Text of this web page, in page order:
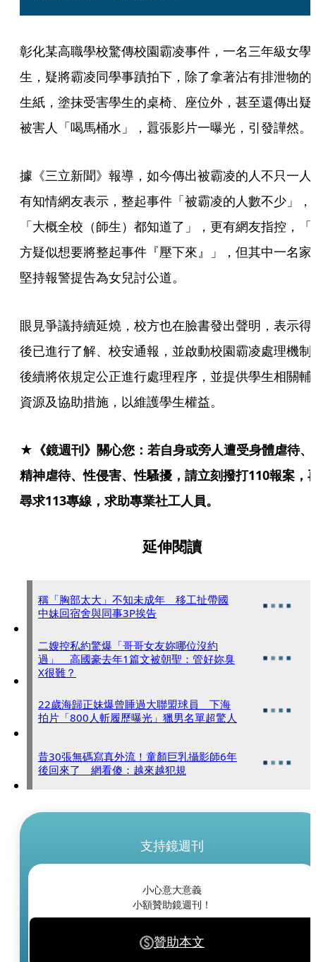
彰化某高職學校驚傳校園霸凌事件，一名三年級女學
生，疑將霸凌同學事蹟拍下，除了拿著沾有排泄物的
生紙，塗抹受害學生的桌椅、座位外，甚至還傳出疑
被害人「喝馬桶水」，囂張影片一曝光，引發譁然。
據《三立新聞》報導，如今傳出被霸凌的人不只一人
有知情網友表示，整起事件「被霸凌的人數不少」，
「大概全校（師生）都知道了」，更有網友指控，「
方疑似想要將整起事件『壓下來』」，但其中一名家
堅持報警提告為女兒討公道。
眼見爭議持續延燒，校方也在臉書發出聲明，表示得
後已進行了解、校安通報，並啟動校園霸凌處理機制
後續將依規定公正進行處理程序，並提供學生相關輔
資源及協助措施，以維護學生權益。
★《鏡週刊》關心您：若自身或旁人遭受身體虐待、
精神虐待、性侵害、性騷擾，請立刻撥打110報案，
尋求113專線，求助專業社工人員。
延伸閱讀
稱「胸部太大」不知未成年 移工扯帶國
中妹回宿舍與同事3P挨告
二嫂控私約驚爆「哥哥女友妳哪位沒約
過」 高國豪去年1篇文被朝聖：管好妳臭
X很難？
22歲海歸正妹爆曾睡過大聯盟球員 下海
拍片「800人斬履歷曝光」獵男名單超驚人
昔30張無碼寫真外流！童顏巨乳攝影師6年
後回來了 網看傻：越來越犯規
支持鏡週刊
小心意大意義
小額贊助鏡週刊！
贊助本文